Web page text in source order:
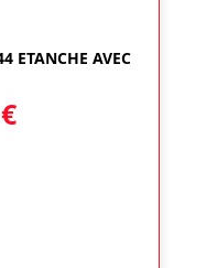
ETANCHE AVEC
€